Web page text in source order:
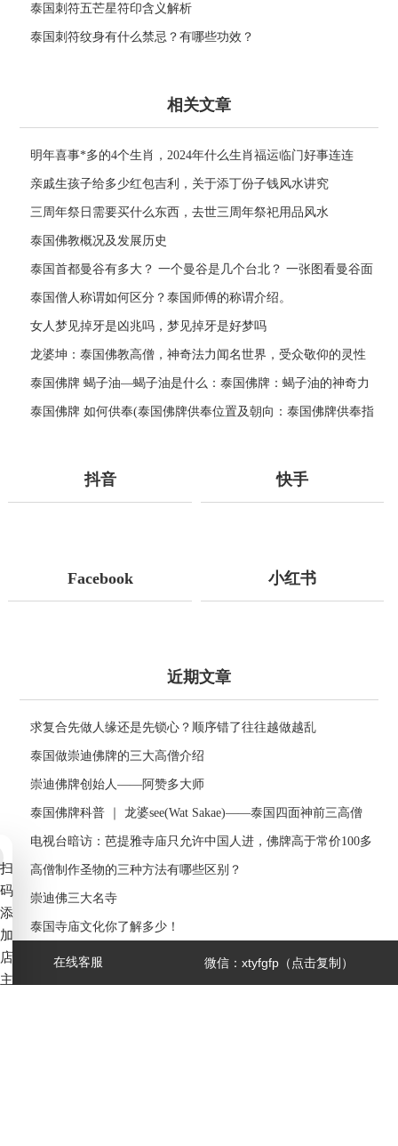
泰国刺符五芒星符印含义解析
泰国刺符纹身有什么禁忌？有哪些功效？
相关文章
明年喜事*多的4个生肖，2024年什么生肖福运临门好事连连
亲戚生孩子给多少红包吉利，关于添丁份子钱风水讲究
三周年祭日需要买什么东西，去世三周年祭祀用品风水
泰国佛教概况及发展历史
泰国首都曼谷有多大？ 一个曼谷是几个台北？ 一张图看曼谷面
积与各大城市比较
泰国僧人称谓如何区分？泰国师傅的称谓介绍。
女人梦见掉牙是凶兆吗，梦见掉牙是好梦吗
龙婆坤：泰国佛教高僧，神奇法力闻名世界，受众敬仰的灵性
导师
泰国佛牌 蝎子油—蝎子油是什么：泰国佛牌：蝎子油的神奇力
量
泰国佛牌 如何供奉(泰国佛牌供奉位置及朝向：泰国佛牌供奉指
抖音 快手
Facebook 小红书
近期文章
求复合先做人缘还是先锁心？顺序错了往往越做越乱
泰国做崇迪佛牌的三大高僧介绍
崇迪佛牌创始人——阿赞多大师
泰国佛牌科普 ｜ 龙婆see(Wat Sakae)——泰国四面神前三高僧
电视台暗访：芭提雅寺庙只允许中国人进，佛牌高于常价100多
倍！
高僧制作圣物的三种方法有哪些区别？
崇迪佛三大名寺
泰国寺庙文化你了解多少！
泰国寺庙请的佛牌都是真的吗？
泰国僧人称谓如何区分？
扫
码
添
加
店
主
在线客服 微信：xtyfgfp（点击复制）